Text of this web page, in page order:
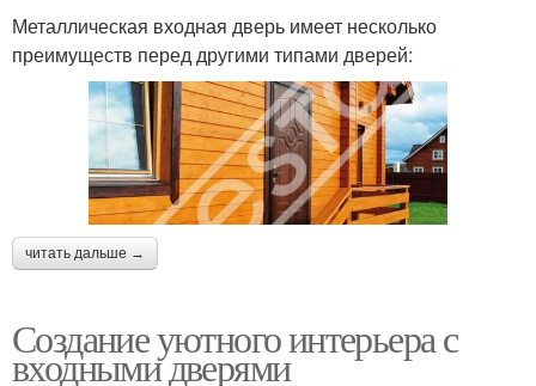
Металлическая входная дверь имеет несколько
преимуществ перед другими типами дверей:
читать дальше →
Создание уютного интерьера с
входными дверями